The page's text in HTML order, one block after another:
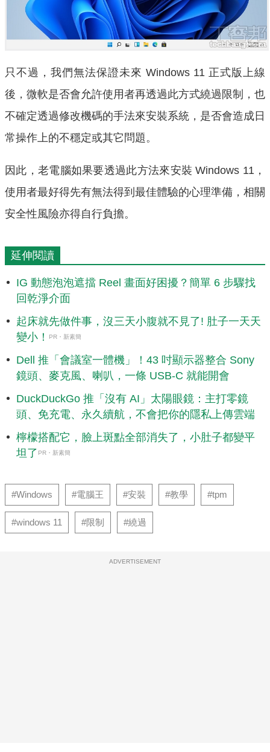
只不過，我們無法保證未來 Windows 11 正式版上線
後，微軟是否會允許使用者再透過此方式繞過限制，也
不確定透過修改機碼的手法來安裝系統，是否會造成日
常操作上的不穩定或其它問題。
因此，老電腦如果要透過此方法來安裝 Windows 11，
使用者最好得先有無法得到最佳體驗的心理準備，相關
安全性風險亦得自行負擔。
延伸閱讀
IG 動態泡泡遮擋 Reel 畫面好困擾？簡單 6 步驟找
回乾淨介面
起床就先做件事，沒三天小腹就不見了! 肚子一天天
變小！
PR・新素簡
Dell 推「會議室一體機」！43 吋顯示器整合 Sony
鏡頭、麥克風、喇叭，一條 USB-C 就能開會
DuckDuckGo 推「沒有 AI」太陽眼鏡：主打零鏡
頭、免充電、永久續航，不會把你的隱私上傳雲端
檸檬搭配它，臉上斑點全部消失了，小肚子都變平
坦了 PR・新素簡
#Windows #電腦王 #安裝 #教學 #tpm
#windows 11 #限制 #繞過
ADVERTISEMENT